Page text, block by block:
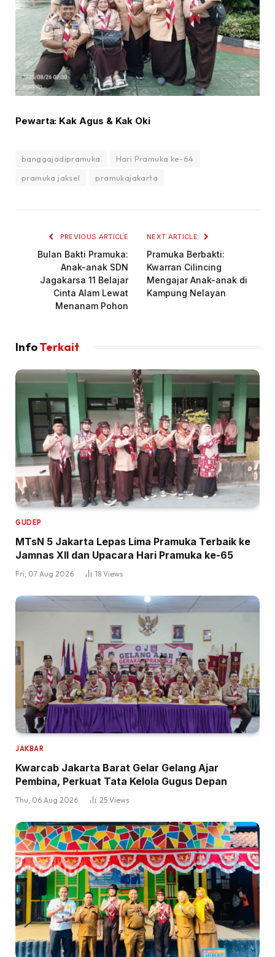
Pewarta: Kak Agus & Kak Oki
banggajadipramuka
Hari Pramuka ke-64
pramuka jaksel
pramukajakarta
PREVIOUS ARTICLE
Bulan Bakti Pramuka:
Anak-anak SDN
Jagakarsa 11 Belajar
Cinta Alam Lewat
Menanam Pohon
NEXT ARTICLE
Pramuka Berbakti:
Kwarran Cilincing
Mengajar Anak-anak di
Kampung Nelayan
InfoTerkait
GUDEP
MTsN 5 Jakarta Lepas Lima Pramuka Terbaik ke
Jamnas XII dan Upacara Hari Pramuka ke-65
Fri, 07 Aug 2026 18 Views
JAKBAR
Kwarcab Jakarta Barat Gelar Gelang Ajar
Pembina, Perkuat Tata Kelola Gugus Depan
Thu, 06 Aug 2026 25 Views